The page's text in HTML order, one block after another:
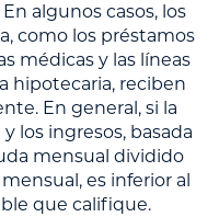
algunos casos, los
como los préstamos
médicas y las líneas
hipotecaria, reciben
En general, si la
los ingresos, basada
mensual dividido
es inferior al
que califique.